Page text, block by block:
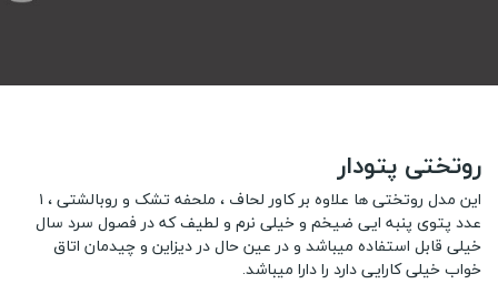
روتختی پتودار
این مدل روتختی ها علاوه بر کاور لحاف ، ملحفه تشک و روبالشتی ، ۱
عدد پتوی پنبه ایی ضیخم و خیلی نرم و لطیف که در فصول سرد سال
خیلی قابل استفاده میباشد و در عین حال در دیزاین و چیدمان اتاق
خواب خیلی کارایی دارد را دارا میباشد.